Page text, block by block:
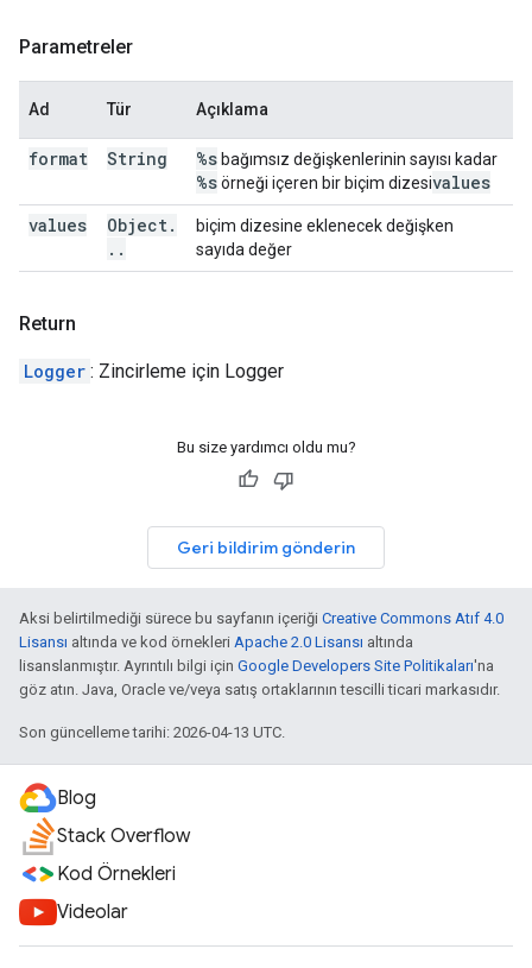
Parametreler
Ad Tür Açıklama
format String %s bağımsız değişkenlerinin sayısı kadar
%sörneği içeren bir biçim dizesivalues
values
Object.
. .
biçim dizesine eklenecek değişken
sayıda değer
Return
Logger : Zincirleme için Logger
Bu size yardımcı oldu mu?
Geri bildirim gönderin
Aksi belirtilmediği sürece bu sayfanın içeriği Creative Commons Atıf 4.0
Lisansı altında ve kod örnekleri Apache 2.0 Lisansı altında
lisanslanmıştır. Ayrıntılı bilgi için Google Developers Site Politikaları'na
göz atın. Java, Oracle ve/veya satış ortaklarının tescilli ticari markasıdır.
Son güncelleme tarihi: 2026-04-13 UTC.
Blog
Stack Overflow
Kod Örnekleri
Videolar